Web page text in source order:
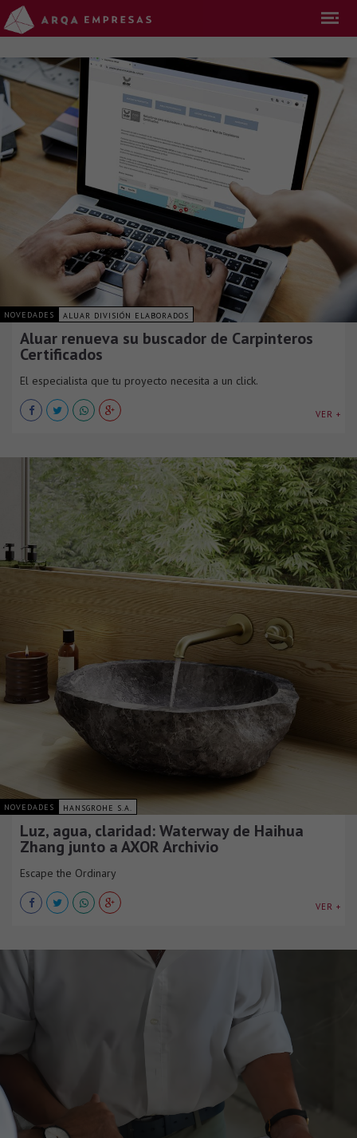
NOVEDADES ALUAR DIVISIÓN ELABORADOS
Aluar renueva su buscador de Carpinteros
Certificados
El especialista que tu proyecto necesita a un click.
VER +
NOVEDADES HANSGROHE S.A.
Luz, agua, claridad: Waterway de Haihua
Zhang junto a AXOR Archivio
Escape the Ordinary
VER +